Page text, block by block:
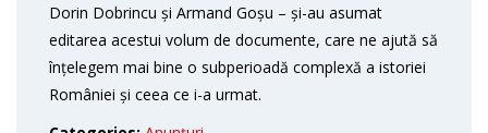
Dorin Dobrincu și Armand Goșu – și-au asumat
editarea acestui volum de documente, care ne ajută să
înțelegem mai bine o subperioadă complexă a istoriei
României și ceea ce i-a urmat.